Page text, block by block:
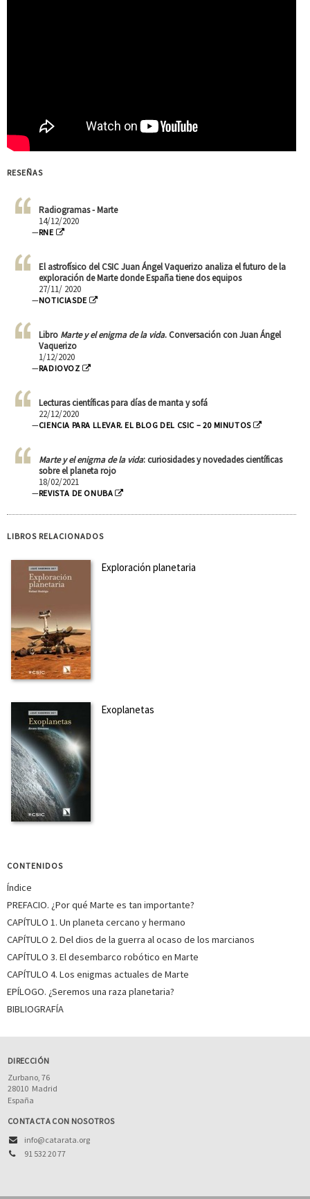
RESEÑAS
Radiogramas - Marte
14/12/2020
—RNE
El astrofísico del CSIC Juan Ángel Vaquerizo analiza el futuro de la
exploración de Marte donde España tiene dos equipos
27/11/ 2020
—NOTICIASDE
Libro Marte y el enigma de la vida. Conversación con Juan Ángel
Vaquerizo
1/12/2020
—RADIOVOZ
Lecturas científicas para días de manta y sofá
22/12/2020
—CIENCIA PARA LLEVAR. EL BLOG DEL CSIC – 20 MINUTOS
Marte y el enigma de la vida: curiosidades y novedades científicas
sobre el planeta rojo
18/02/2021
—REVISTA DE ONUBA
LIBROS RELACIONADOS
Exploración planetaria
Exoplanetas
CONTENIDOS
Índice
PREFACIO. ¿Por qué Marte es tan importante?
CAPÍTULO 1. Un planeta cercano y hermano
CAPÍTULO 2. Del dios de la guerra al ocaso de los marcianos
CAPÍTULO 3. El desembarco robótico en Marte
CAPÍTULO 4. Los enigmas actuales de Marte
EPÍLOGO. ¿Seremos una raza planetaria?
BIBLIOGRAFÍA
DIRECCIÓN
Zurbano, 76
28010 Madrid
España
CONTACTA CON NOSOTROS
info@catarata.org
91 532 20 77